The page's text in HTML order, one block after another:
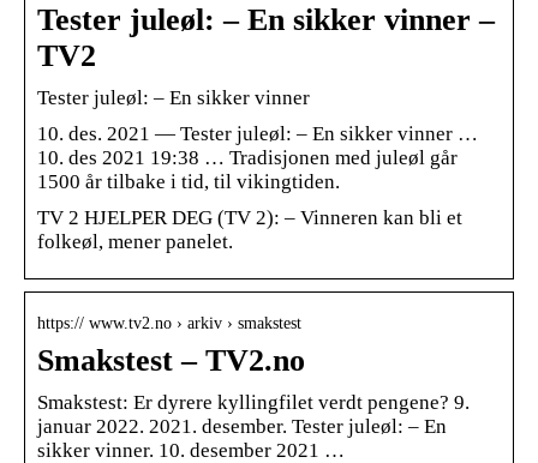
Tester juleøl: – En sikker vinner –
TV2
Tester juleøl: – En sikker vinner
10. des. 2021 — Tester juleøl: – En sikker vinner …
10. des 2021 19:38 … Tradisjonen med juleøl går
1500 år tilbake i tid, til vikingtiden.
TV 2 HJELPER DEG (TV 2): – Vinneren kan bli et
folkeøl, mener panelet.
https:// www.tv2.no › arkiv › smakstest
Smakstest – TV2.no
Smakstest: Er dyrere kyllingfilet verdt pengene? 9.
januar 2022. 2021. desember. Tester juleøl: – En
sikker vinner. 10. desember 2021 …